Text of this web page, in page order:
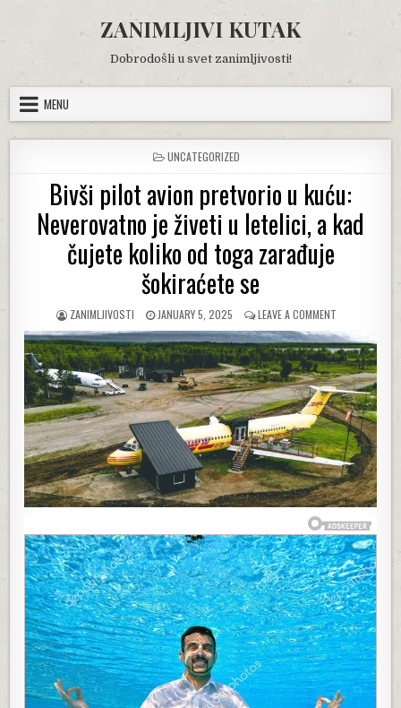
content
ZANIMLJIVI KUTAK
Dobrodošli u svet zanimljivosti!
MENU
POSTED
IN
UNCATEGORIZED
Bivši pilot avion pretvorio u kuću:
Neverovatno je živeti u letelici, a kad
čujete koliko od toga zarađuje
šokiraćete se
AUTHOR:
ZANIMLJIVOSTI
PUBLISHED
DATE:
JANUARY 5, 2025 LEAVE A COMMENTON
PILOT
AVION
PRETVORIO
U
KUĆU:
NEVEROVATNO
JE
ŽIVETI
U
LETELICI,
A
KAD
ČUJETE
KOLIKO
OD
TOGA
ZARAĐUJE
ŠOKIRAĆETE
SE